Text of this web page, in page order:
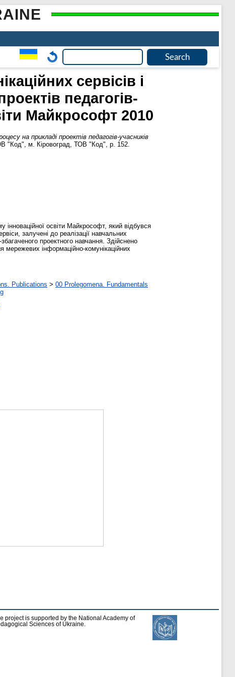
сервісів і
педагогів-
Майкрософт 2010
на прикладі проектів педагогів-учасників
"Код", м. Кіровоград, ТОВ "Код", p. 152.
освіти Майкрософт, який відбувся
залучені до реалізації навчальних
проектного навчання. Здійснено
мережевих інформаційно-комунікаційних
Publications > 00 Prolegomena. Fundamentals
project is supported by the National Academy of
Sciences of Ukraine.